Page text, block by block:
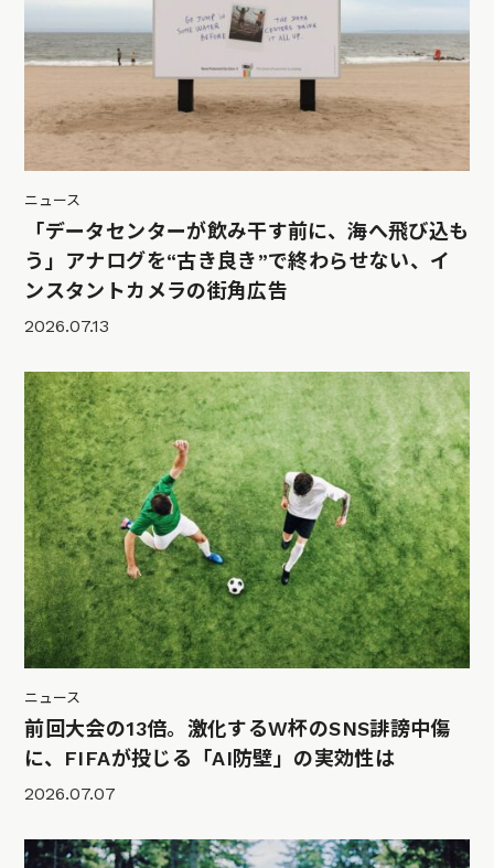
ニュース
「データセンターが飲み干す前に、海へ飛び込も
う」アナログを“古き良き”で終わらせない、イ
ンスタントカメラの街角広告
2026.07.13
ニュース
前回大会の13倍。激化するW杯のSNS誹謗中傷
に、FIFAが投じる「AI防壁」の実効性は
2026.07.07